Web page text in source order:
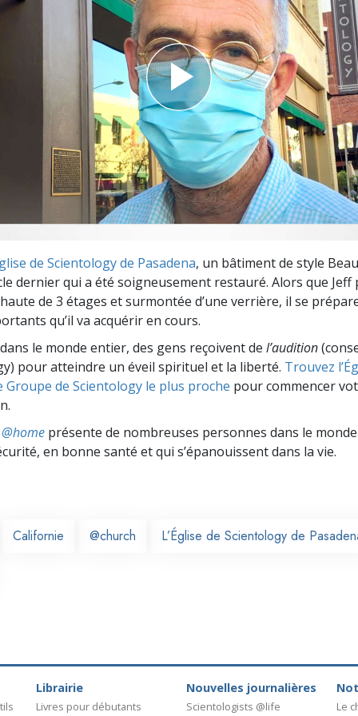
?
de Scientology de Pasadena, un bâtiment de style
dernier qui a été soigneusement restauré. Alors que Jeff
de 3 étages et surmontée d’une verrière, il se
qu’il va acquérir en cours.
le monde entier, des gens reçoivent de l’audition
pour atteindre un éveil spirituel et la liberté. Trouvez
Groupe de Scientology le plus proche pour commencer
présente de nombreuses personnes dans le
en bonne santé et qui s’épanouissent dans la vie.
Californie @church L’Église de Scientology de
Librairie
Livres pour débutants
Nouvelles journalières
Scientologists @life Le